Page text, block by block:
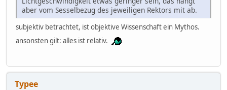
aber vom Sesselbezug des jeweiligen Rektors mit ab.
subjektiv betrachtet, ist objektive Wissenschaft ein Mythos.
ansonsten gilt: alles ist relativ.
Typee